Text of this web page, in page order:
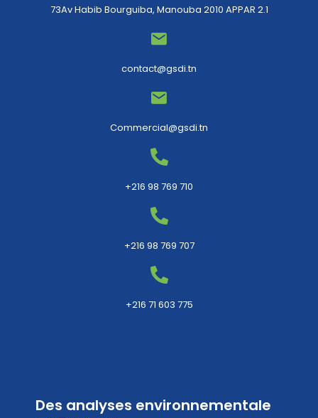
73Av Habib Bourguiba, Manouba 2010 APPAR 2.1
contact@gsdi.tn
Commercial@gsdi.tn
+216 98 769 710
+216 98 769 707
+216 71 603 775
Des analyses environnementale